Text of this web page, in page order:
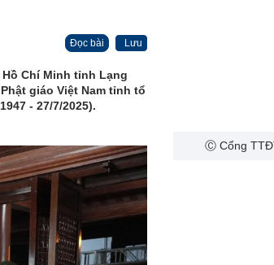
Đọc bài Lưu
Chí Minh tỉnh Lạng
giáo Việt Nam tỉnh tổ
- 27/7/2025).
Ⓒ Cổng